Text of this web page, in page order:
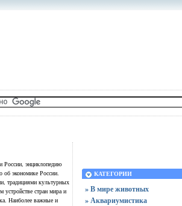
России, энциклопедию
об экономике России.
традициями культурных
устройстве стран мира и
Наиболее важные и
КАТЕГОРИИ
» В мире животных
» Аквариумистика